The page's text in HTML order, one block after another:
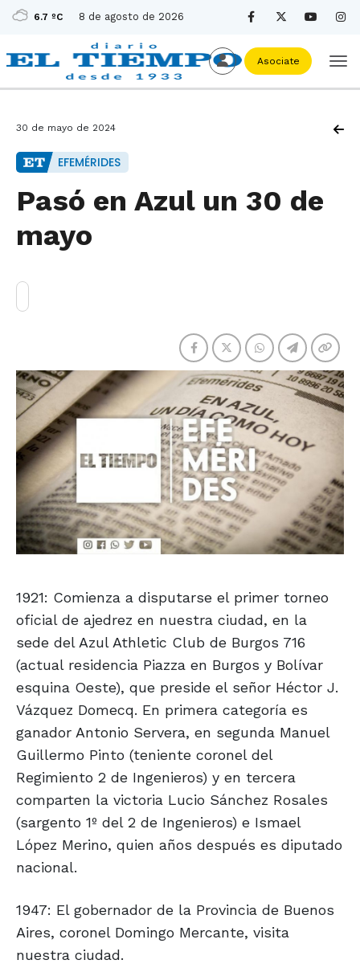
6.7 ºC 8 de agosto de 2026
Asociate
30 de mayo de 2024
EFEMÉRIDES
Pasó en Azul un 30 de
mayo
1921: Comienza a disputarse el primer torneo
oficial de ajedrez en nuestra ciudad, en la
sede del Azul Athletic Club de Burgos 716
(actual residencia Piazza en Burgos y Bolívar
esquina Oeste), que preside el señor Héctor J.
Vázquez Domecq. En primera categoría es
ganador Antonio Servera, en segunda Manuel
Guillermo Pinto (teniente coronel del
Regimiento 2 de Ingenieros) y en tercera
comparten la victoria Lucio Sánchez Rosales
(sargento 1º del 2 de Ingenieros) e Ismael
López Merino, quien años después es diputado
nacional.
1947: El gobernador de la Provincia de Buenos
Aires, coronel Domingo Mercante, visita
nuestra ciudad.